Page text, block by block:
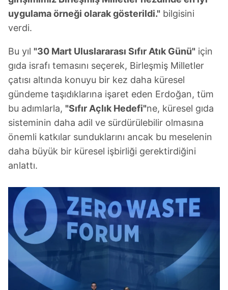
uygulama örneği olarak gösterildi." bilgisini
verdi.
Bu yıl "30 Mart Uluslararası Sıfır Atık Günü" için
gıda israfı temasını seçerek, Birleşmiş Milletler
çatısı altında konuyu bir kez daha küresel
gündeme taşıdıklarına işaret eden Erdoğan, tüm
bu adımlarla, "Sıfır Açlık Hedefi"ne, küresel gıda
sisteminin daha adil ve sürdürülebilir olmasına
önemli katkılar sunduklarını ancak bu meselenin
daha büyük bir küresel işbirliği gerektirdiğini
anlattı.